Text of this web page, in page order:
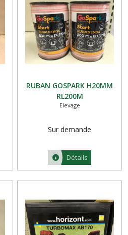
RUBAN GOSPARK H20MM
RL200M
Elevage
Sur demande
Détails